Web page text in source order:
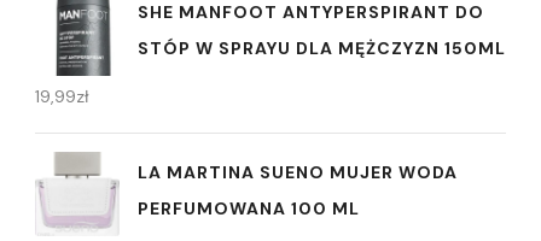
SHE MANFOOT ANTYPERSPIRANT DO
STÓP W SPRAYU DLA MĘŻCZYZN 150ML
19,99zł
LA MARTINA SUENO MUJER WODA
PERFUMOWANA 100 ML